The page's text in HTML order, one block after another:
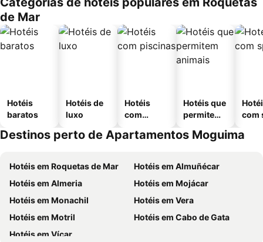
de Mar
Hotéis
baratos
Hotéis de
luxo
Hotéis
com
Hotéis que
permitem
com
Destinos perto de Apartamentos Moguima
Hotéis em Roquetas de Mar
Hotéis em Almuñécar
Hotéis em Almeria
Hotéis em Mojácar
Hotéis em Monachil
Hotéis em Vera
Hotéis em Motril
Hotéis em Cabo de Gata
Hotéis em Vícar